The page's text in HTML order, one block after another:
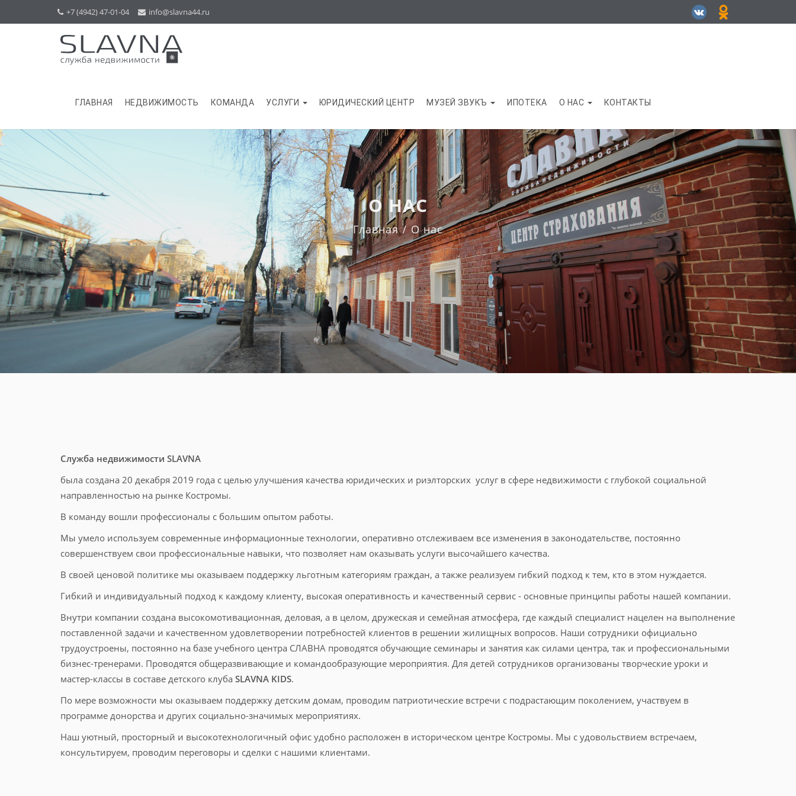
+7 (4942) 47-01-04 info@slavna44.ru
ГЛАВНАЯ НЕДВИЖИМОСТЬ КОМАНДА УСЛУГИ ЮРИДИЧЕСКИЙ ЦЕНТР МУЗЕЙ ЗВУКЪ ИПОТЕКА О НАС КОНТАКТЫ
О НАС
Главная О нас
Служба недвижимости SLAVNA
была создана 20 декабря 2019 года с целью улучшения качества юридических и риэлторских услуг в сфере недвижимости с глубокой социальной
направленностью на рынке Костромы.
В команду вошли профессионалы с большим опытом работы.
Мы умело используем современные информационные технологии, оперативно отслеживаем все изменения в законодательстве, постоянно
совершенствуем свои профессиональные навыки, что позволяет нам оказывать услуги высочайшего качества.
В своей ценовой политике мы оказываем поддержку льготным категориям граждан, а также реализуем гибкий подход к тем, кто в этом нуждается.
Гибкий и индивидуальный подход к каждому клиенту, высокая оперативность и качественный сервис - основные принципы работы нашей компании.
Внутри компании создана высокомотивационная, деловая, а в целом, дружеская и семейная атмосфера, где каждый специалист нацелен на выполнение
поставленной задачи и качественном удовлетворении потребностей клиентов в решении жилищных вопросов. Наши сотрудники официально
трудоустроены, постоянно на базе учебного центра СЛАВНА проводятся обучающие семинары и занятия как силами центра, так и профессиональными
бизнес-тренерами. Проводятся общеразвивающие и командообразующие мероприятия. Для детей сотрудников организованы творческие уроки и
мастер-классы в составе детского клуба SLAVNA KIDS.
По мере возможности мы оказываем поддержку детским домам, проводим патриотические встречи с подрастающим поколением, участвуем в
программе донорства и других социально-значимых мероприятиях.
Наш уютный, просторный и высокотехнологичный офис удобно расположен в историческом центре Костромы. Мы с удовольствием встречаем,
консультируем, проводим переговоры и сделки с нашими клиентами.